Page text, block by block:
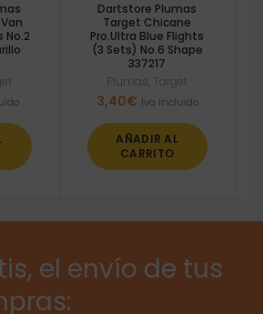
No.2
Dartstore Plumas
Target Chicane
Pro.Ultra Blue Flights
(3 Sets) No.6 Shape
337217
Plumas Target
3,40€ Iva incluido
AÑADIR AL
CARRITO
el envío de tus